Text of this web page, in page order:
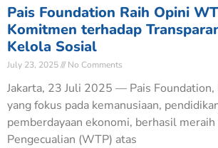
Pais Foundation Raih Opini
Komitmen terhadap
Kelola Sosial
July 23, 2025 No Comments
Jakarta, 23 Juli 2025 — Pais
yang fokus pada kemanusiaan,
pemberdayaan ekonomi, berhasil
Pengecualian (WTP) atas